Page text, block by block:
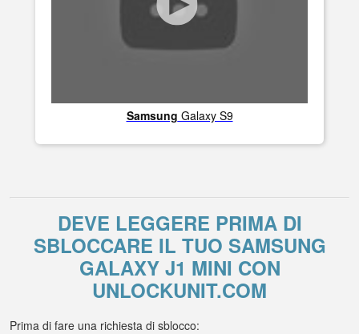
Samsung Galaxy S9
DEVE LEGGERE PRIMA DI
SBLOCCARE IL TUO SAMSUNG
GALAXY J1 MINI CON
UNLOCKUNIT.COM
Prima di fare una richiesta di sblocco: